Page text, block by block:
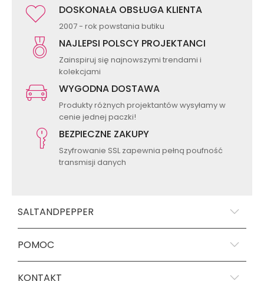
DOSKONAŁA OBSŁUGA KLIENTA
2007 - rok powstania butiku
NAJLEPSI POLSCY PROJEKTANCI
Zainspiruj się najnowszymi trendami i
kolekcjami
WYGODNA DOSTAWA
Produkty różnych projektantów wysyłamy w
cenie jednej paczki!
BEZPIECZNE ZAKUPY
Szyfrowanie SSL zapewnia pełną poufność
transmisji danych
SALTANDPEPPER
POMOC
KONTAKT